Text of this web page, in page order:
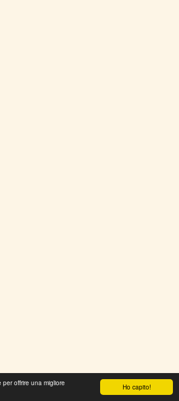
Ho capito!
offrire una migliore